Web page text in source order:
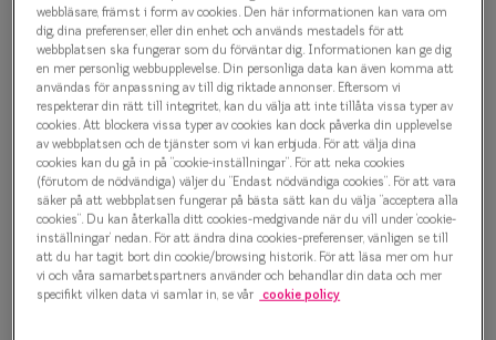
Olika
Taberg
1 000 kr
Transparent
Bågstorlek
XS
Upp till 119 mm
XS
Upp till 119 mm
Osäker på vilken storlek du har? Se vår Storleksguide
webbläsare, främst i form av cookies. Den här informationen kan vara om
dig, dina preferenser, eller din enhet och används mestadels för att
webbplatsen ska fungerar som du förväntar dig. Informationen kan ge dig
en mer personlig webbupplevelse. Din personliga data kan även komma att
användas för anpassning av till dig riktade annonser. Eftersom vi
respekterar din rätt till integritet, kan du välja att inte tillåta vissa typer av
cookies. Att blockera vissa typer av cookies kan dock påverka din upplevelse
av webbplatsen och de tjänster som vi kan erbjuda. För att välja dina
cookies kan du gå in på ”cookie-inställningar”. För att neka cookies
(förutom de nödvändiga) väljer du ”Endast nödvändiga cookies”. För att vara
säker på att webbplatsen fungerar på bästa sätt kan du välja ”acceptera alla
cookies”. Du kan återkalla ditt cookies-medgivande när du vill under ’cookie-
inställningar’ nedan. För att ändra dina cookies-preferenser, vänligen se till
att du har tagit bort din cookie/browsing historik. För att läsa mer om hur
vi och våra samarbetspartners använder och behandlar din data och mer
specifikt vilken data vi samlar in, se vår cookie policy